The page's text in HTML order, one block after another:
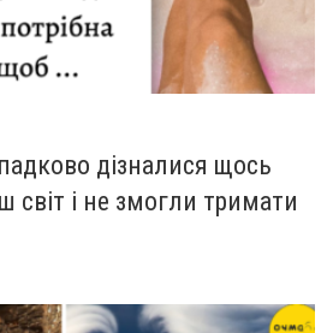
дізналися щось
світ і не змогли тримати